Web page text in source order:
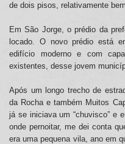
de dois pisos, relativamente
Em São Jorge, o prédio da
locado. O novo prédio está
edifício moderno e com
existentes, desse jovem
Após um longo trecho de
da Rocha e também Muitos
já se iniciava um “chuvisco” e
onde pernoitar, me dei conta
era uma pequena vila, ano em